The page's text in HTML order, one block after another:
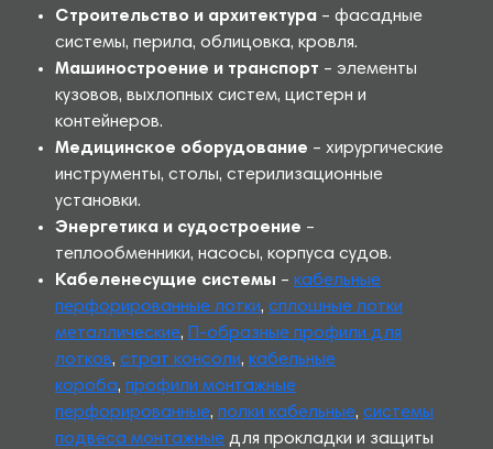
Строительство и архитектура – фасадные
системы, перила, облицовка, кровля.
Машиностроение и транспорт – элементы
кузовов, выхлопных систем, цистерн и
контейнеров.
Медицинское оборудование – хирургические
инструменты, столы, стерилизационные
установки.
Энергетика и судостроение –
теплообменники, насосы, корпуса судов.
Кабеленесущие системы – кабельные
перфорированные лотки, сплошные лотки
металлические, П-образные профили для
лотков, страт консоли, кабельные
короба, профили монтажные
перфорированные, полки кабельные, системы
подвеса монтажные для прокладки и защиты